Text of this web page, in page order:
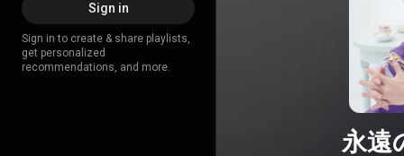
Sign in
Sign in to create & share playlists,
get personalized
recommendations, and more.
永遠